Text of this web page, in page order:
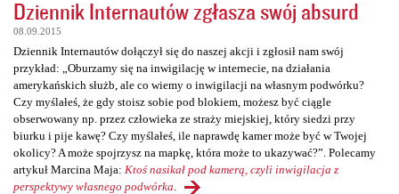
Dziennik Internautów zgłasza swój absurd
08.09.2015
Dziennik Internautów dołączył się do naszej akcji i zgłosił nam swój
przykład: „Oburzamy się na inwigilację w internecie, na działania
amerykańskich służb, ale co wiemy o inwigilacji na własnym podwórku?
Czy myślałeś, że gdy stoisz sobie pod blokiem, możesz być ciągle
obserwowany np. przez człowieka ze straży miejskiej, który siedzi przy
biurku i pije kawę? Czy myślałeś, ile naprawdę kamer może być w Twojej
okolicy? A może spojrzysz na mapkę, która może to ukazywać?”. Polecamy
artykuł Marcina Maja: Ktoś nasikał pod kamerą, czyli inwigilacja z
perspektywy własnego podwórka